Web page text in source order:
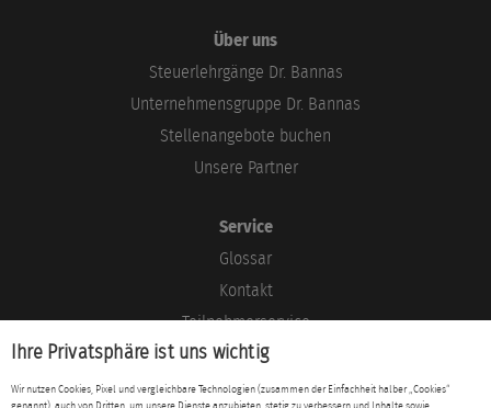
Über uns
Steuerlehrgänge Dr. Bannas
Unternehmensgruppe Dr. Bannas
Stellenangebote buchen
Unsere Partner
Service
Glossar
Kontakt
Teilnehmerservice
Blog
Ihre Privatsphäre ist uns wichtig
Wir nutzen Cookies, Pixel und vergleichbare Technologien (zusammen der Einfachheit halber „Cookies“
genannt), auch von Dritten, um unsere Dienste anzubieten, stetig zu verbessern und Inhalte sowie